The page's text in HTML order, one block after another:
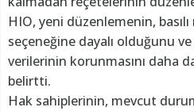
HIO, yeni düzenlemenin,
seçeneğine dayalı olduğunu ve
verilerinin korunmasını daha
belirtti.
Hak sahiplerinin, mevcut